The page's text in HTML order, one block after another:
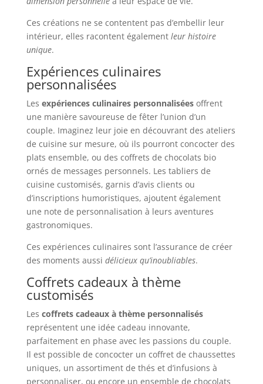
Ces créations ne se contentent pas d’embellir leur
intérieur, elles racontent également leur histoire
unique.
Expériences culinaires
personnalisées
Les expériences culinaires personnaliséesoffrent
une manière savoureuse de fêter l’union d’un
couple. Imaginez leur joie en découvrant des ateliers
de cuisine sur mesure, où ils pourront concocter des
plats ensemble, ou des coffrets de chocolats bio
ornés de messages personnels. Les tabliers de
cuisine customisés, garnis d’avis clients ou
d’inscriptions humoristiques, ajoutent également
une note de personnalisation à leurs aventures
gastronomiques.
Ces expériences culinaires sont l’assurance de créer
des moments aussi délicieux qu’inoubliables.
Coffrets cadeaux à thème
customisés
Les coffrets cadeaux à thème personnalisés
représentent une idée cadeau innovante,
parfaitement en phase avec les passions du couple.
Il est possible de concocter un coffret de chaussettes
uniques, un assortiment de thés et d’infusions à
personnaliser, ou encore un ensemble de chocolats